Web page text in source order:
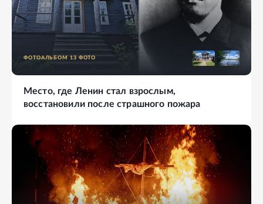
ФОТОАЛЬБОМ 13 ФОТО
Место, где Ленин стал взрослым,
восстановили после страшного пожара